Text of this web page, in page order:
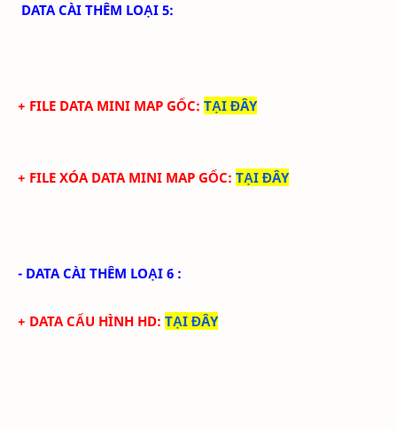
DATA CÀI THÊM LOẠI 5:
+ FILE DATA MINI MAP GỐC: TẠI ĐÂY
+ FILE XÓA DATA MINI MAP GỐC: TẠI ĐÂY
- DATA CÀI THÊM LOẠI 6 :
+ DATA CẤU HÌNH HD: TẠI ĐÂY